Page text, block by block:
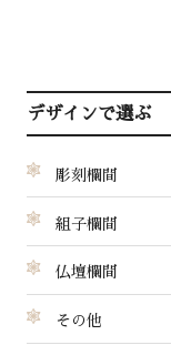
デザインで選ぶ
彫刻欄間
組子欄間
仏壇欄間
その他